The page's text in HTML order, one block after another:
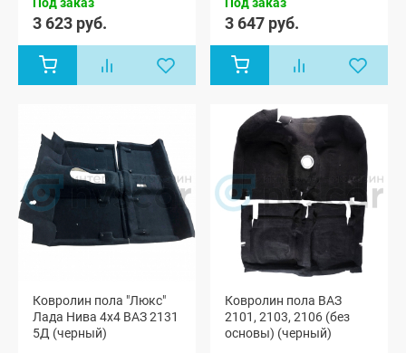
Лада Нива
4x4 (Урбан)
3-х дверная
Под заказ
3 623 руб.
Лада Нива
4x4 (Урбан)
3-х дверная
Под заказ
3 647 руб.
Ковролин пола "Люкс"
Лада Нива 4х4 ВАЗ 2131
5Д (черный)
Ковролин пола ВАЗ
2101, 2103, 2106 (без
основы) (черный)